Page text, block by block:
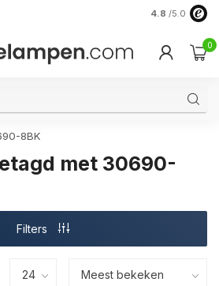
Verzending
4.8 /5.0
0
8BK
met 30690-
Filters